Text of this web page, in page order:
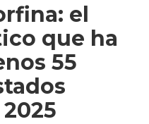
el
que ha
55